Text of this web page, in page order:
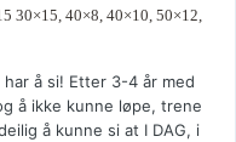
30×15, 40×8, 40×10, 50×12,
å si! Etter 3-4 år med
å ikke kunne løpe, trene
å kunne si at I DAG, i